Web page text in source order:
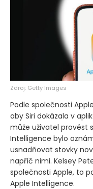
Zdroj: Getty Images
Podle společnosti
aby Siri dokázala v
může uživatel provést
Intelligence bylo
usnadňovat stovky
napříč nimi. Kelsey
společnosti Apple, to
Apple Intelligence.